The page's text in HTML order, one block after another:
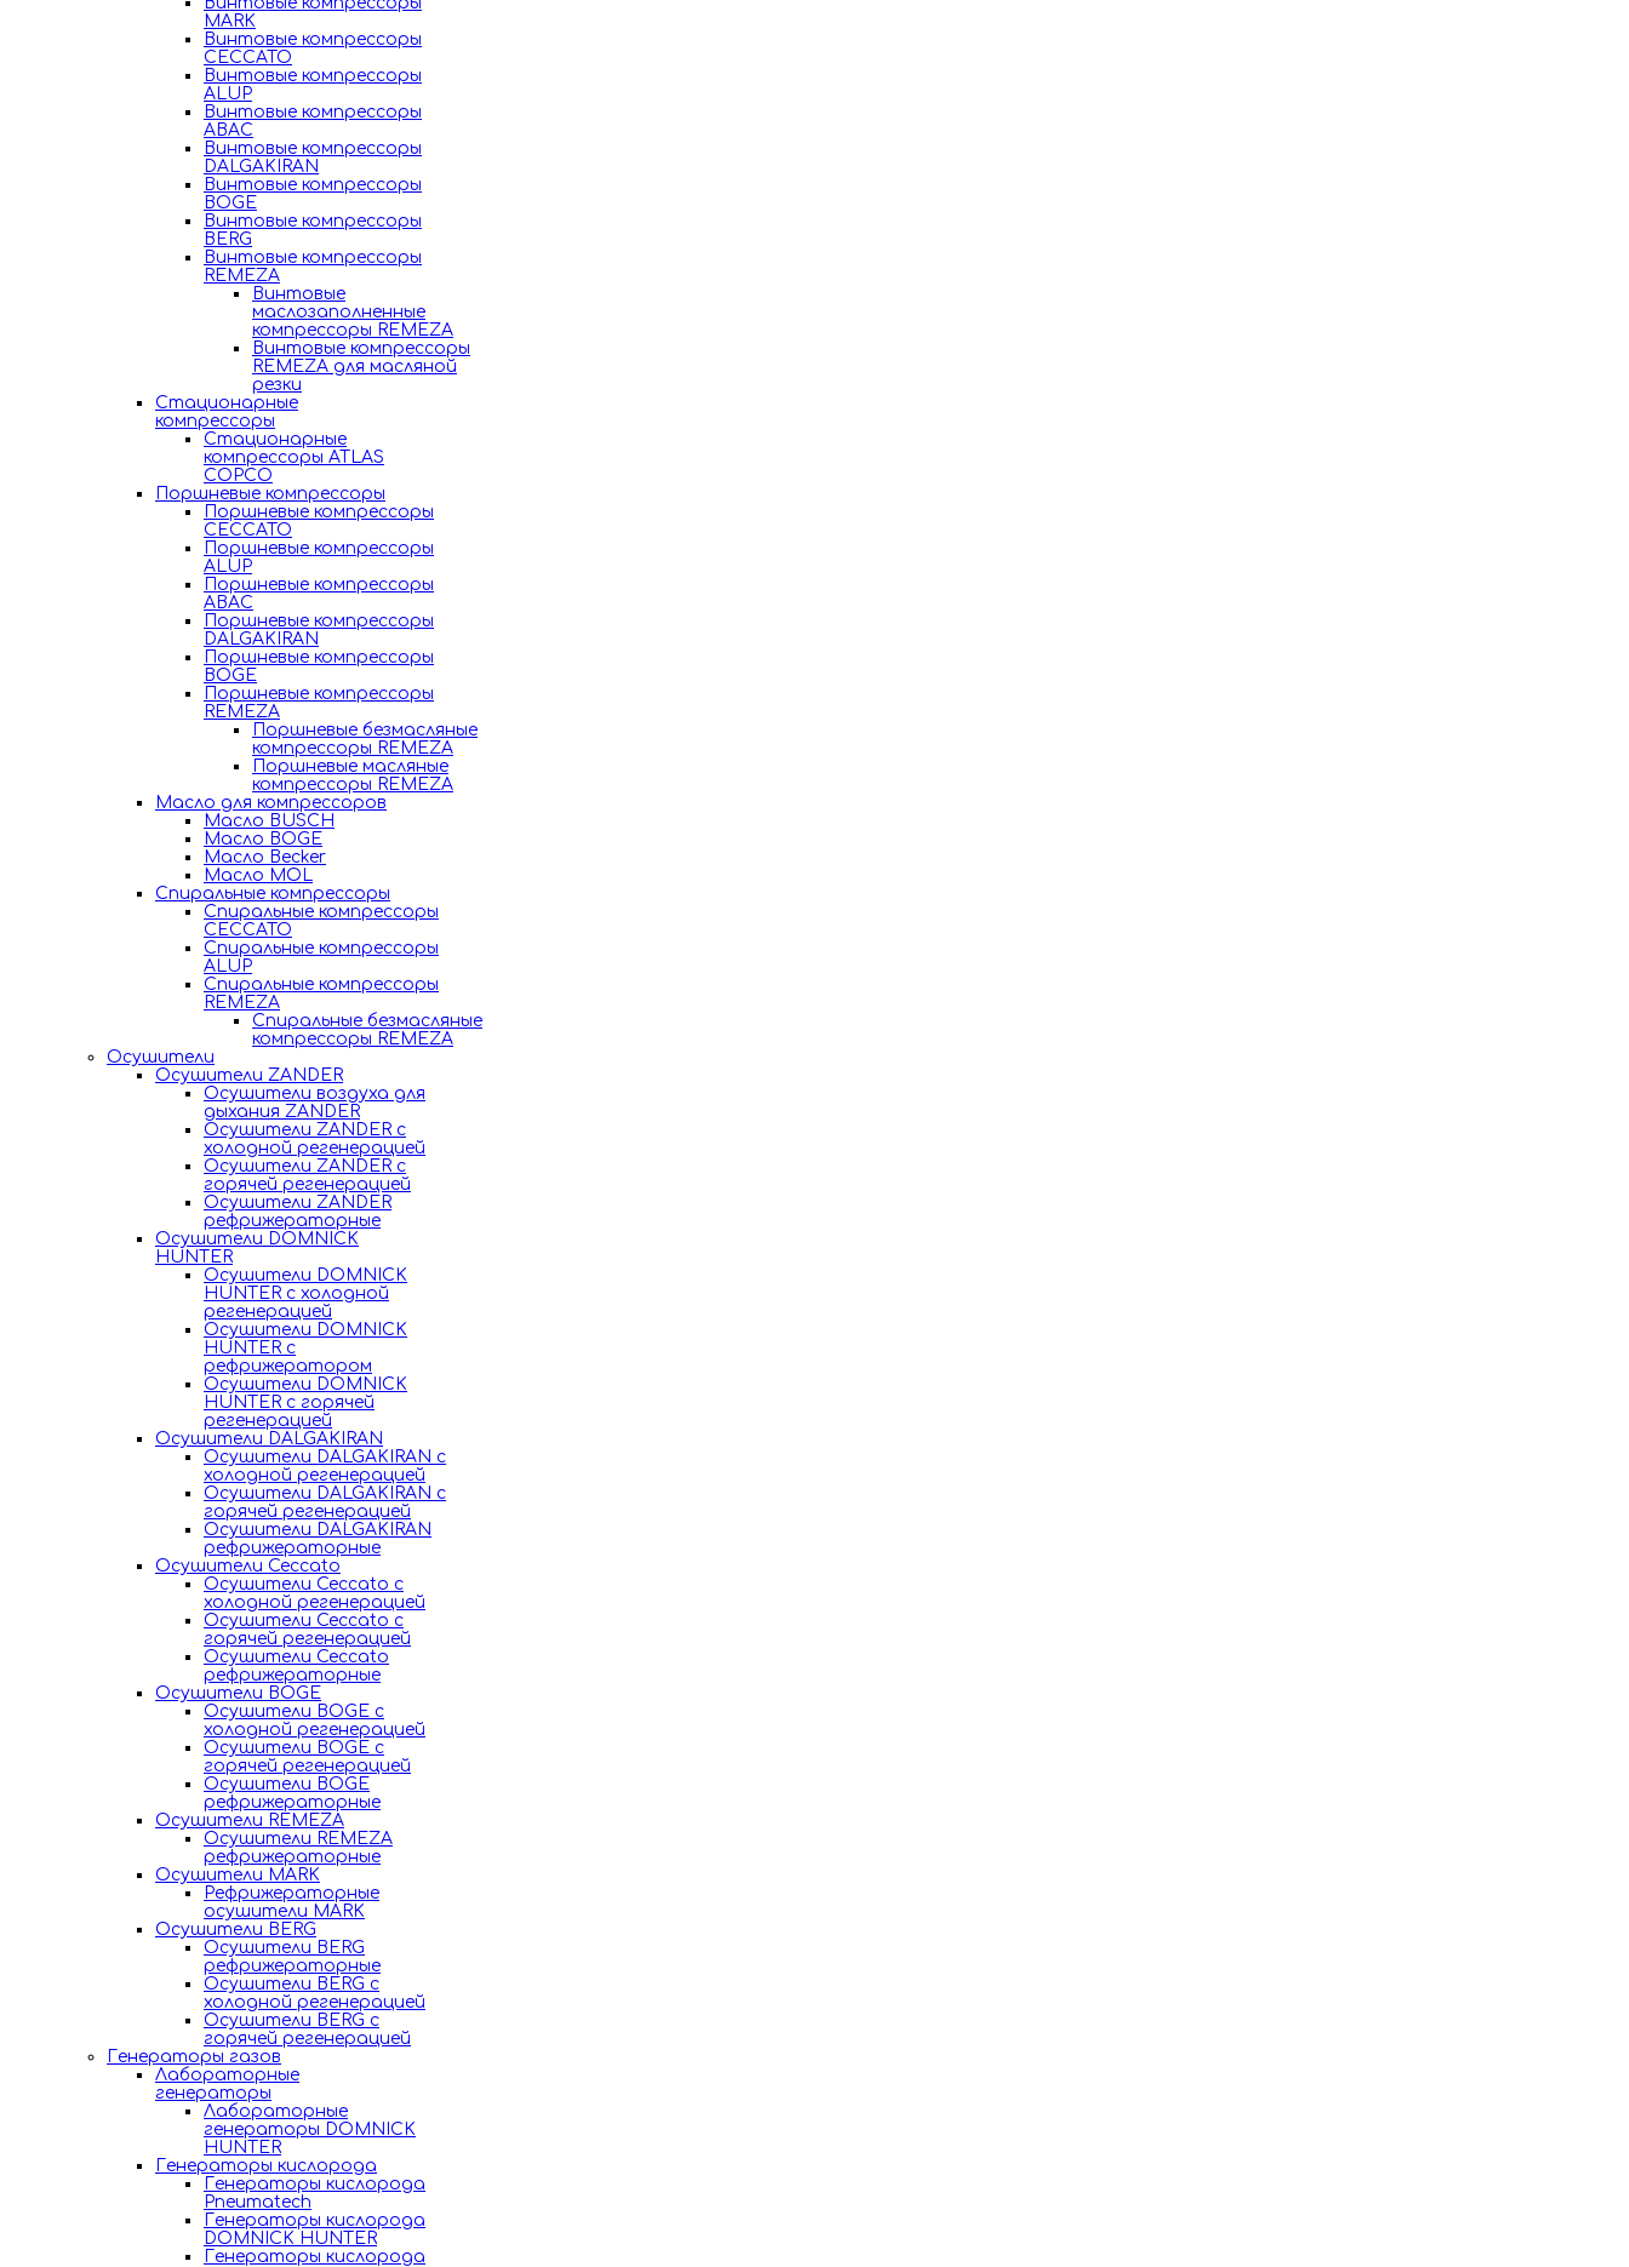
MARK
Винтовые компрессоры
CECCATO
Винтовые компрессоры
ALUP
Винтовые компрессоры
ABAC
Винтовые компрессоры
DALGAKIRAN
Винтовые компрессоры
BOGE
Винтовые компрессоры
BERG
Винтовые компрессоры
REMEZA
Винтовые
маслозаполненные
компрессоры REMEZA
Винтовые компрессоры
REMEZA для масляной
резки
Стационарные
компрессоры
Стационарные
компрессоры ATLAS
COPCO
Поршневые компрессоры
Поршневые компрессоры
CECCATO
Поршневые компрессоры
ALUP
Поршневые компрессоры
ABAC
Поршневые компрессоры
DALGAKIRAN
Поршневые компрессоры
BOGE
Поршневые компрессоры
REMEZA
Поршневые безмасляные
компрессоры REMEZA
Поршневые масляные
компрессоры REMEZA
Масло для компрессоров
Масло BUSCH
Масло BOGE
Масло Becker
Масло MOL
Спиральные компрессоры
Спиральные компрессоры
CECCATO
Спиральные компрессоры
ALUP
Спиральные компрессоры
REMEZA
Спиральные безмасляные
компрессоры REMEZA
Осушители
Осушители ZANDER
Осушители воздуха для
дыхания ZANDER
Осушители ZANDER с
холодной регенерацией
Осушители ZANDER с
горячей регенерацией
Осушители ZANDER
рефрижераторные
Осушители DOMNICK
HUNTER
Осушители DOMNICK
HUNTER с холодной
регенерацией
Осушители DOMNICK
HUNTER с
рефрижератором
Осушители DOMNICK
HUNTER с горячей
регенерацией
Осушители DALGAKIRAN
Осушители DALGAKIRAN с
холодной регенерацией
Осушители DALGAKIRAN с
горячей регенерацией
Осушители DALGAKIRAN
рефрижераторные
Осушители Ceccato
Осушители Ceccato с
холодной регенерацией
Осушители Ceccato с
горячей регенерацией
Осушители Ceccato
рефрижераторные
Осушители BOGE
Осушители BOGE с
холодной регенерацией
Осушители BOGE с
горячей регенерацией
Осушители BOGE
рефрижераторные
Осушители REMEZA
Осушители REMEZA
рефрижераторные
Осушители MARK
Рефрижераторные
осушители MARK
Осушители BERG
Осушители BERG
рефрижераторные
Осушители BERG с
холодной регенерацией
Осушители BERG с
горячей регенерацией
Генераторы газов
Лабораторные
генераторы
Лабораторные
генераторы DOMNICK
HUNTER
Генераторы кислорода
Генераторы кислорода
Pneumatech
Генераторы кислорода
DOMNICK HUNTER
Генераторы кислорода